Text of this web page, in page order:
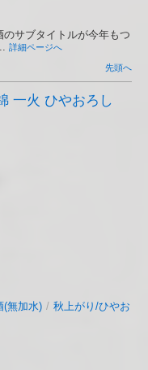
のサブタイトルが今年もつ
詳細ページへ
先頭へ
一火 ひやおろし
(無加水) / 秋上がり/ひやお